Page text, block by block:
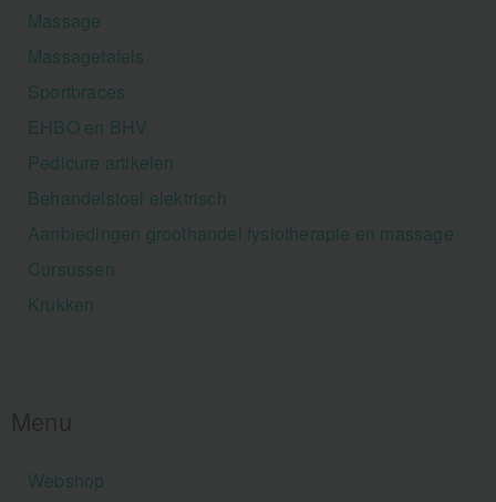
Massage
Massagetafels
Sportbraces
EHBO en BHV
Pedicure artikelen
Behandelstoel elektrisch
Aanbiedingen groothandel fysiotherapie en massage
Cursussen
Krukken
Webshop